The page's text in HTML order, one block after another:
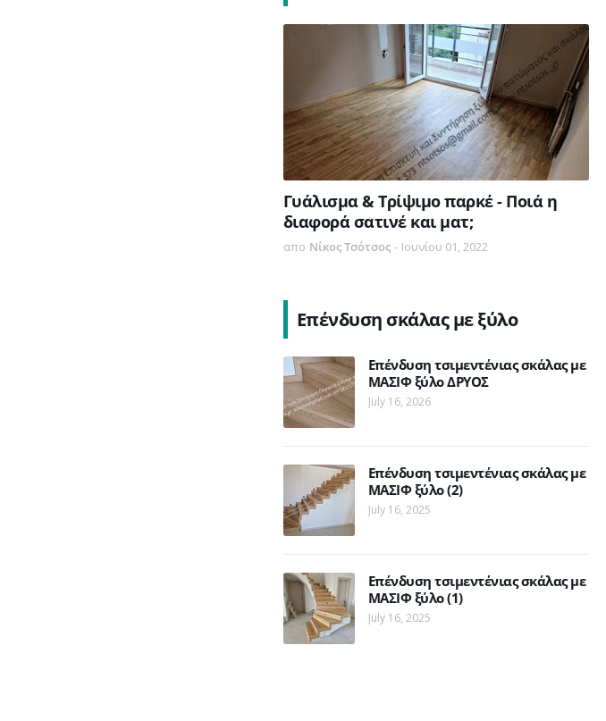
Γυάλισμα & Τρίψιμο παρκέ - Ποιά η
διαφορά σατινέ και ματ;
απο Νίκος Τσότσος - Ιουνίου 01, 2022
Επένδυση σκάλας με ξύλο
Επένδυση τσιμεντένιας σκάλας με
ΜΑΣΙΦ ξύλο ΔΡΥΟΣ
July 16, 2026
Επένδυση τσιμεντένιας σκάλας με
ΜΑΣΙΦ ξύλο (2)
July 16, 2025
Επένδυση τσιμεντένιας σκάλας με
ΜΑΣΙΦ ξύλο (1)
July 16, 2025